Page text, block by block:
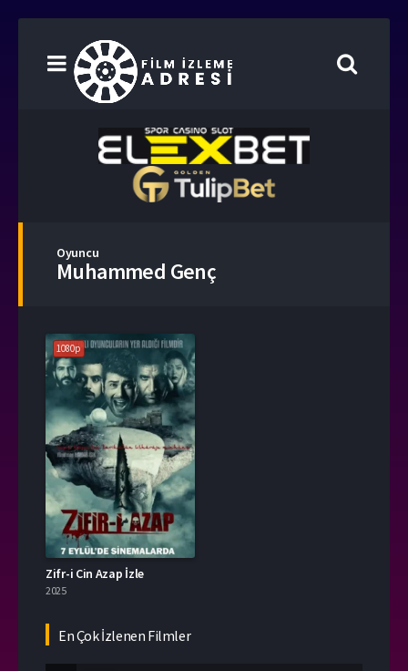
Oyuncu
Muhammed Genç
1080p
Zifr-i Cin Azap İzle
2025
En Çok İzlenen Filmler